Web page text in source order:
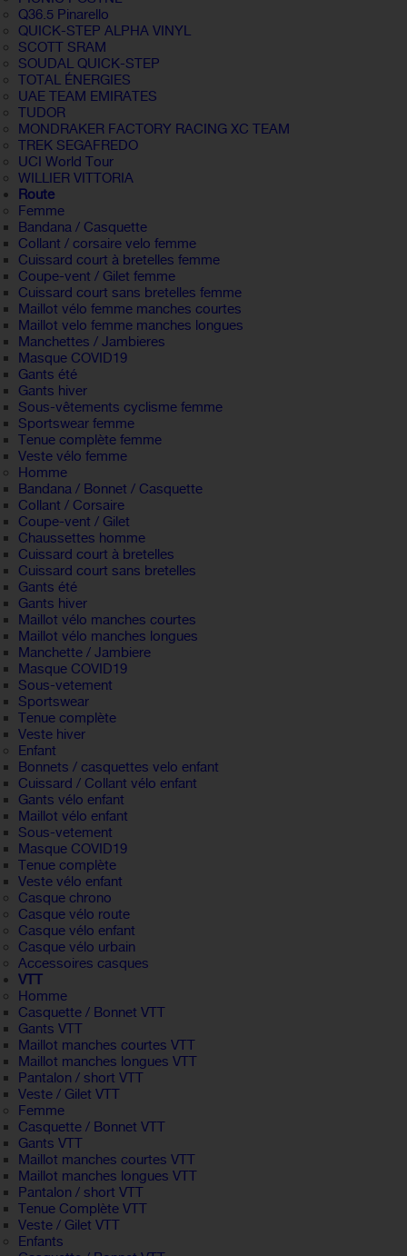
Q36.5 Pinarello
QUICK-STEP ALPHA VINYL
SCOTT SRAM
SOUDAL QUICK-STEP
TOTAL ÉNERGIES
UAE TEAM EMIRATES
TUDOR
MONDRAKER FACTORY RACING XC TEAM
TREK SEGAFREDO
UCI World Tour
WILLIER VITTORIA
Route
Femme
Bandana / Casquette
Collant / corsaire velo femme
Cuissard court à bretelles femme
Coupe-vent / Gilet femme
Cuissard court sans bretelles femme
Maillot vélo femme manches courtes
Maillot velo femme manches longues
Manchettes / Jambieres
Masque COVID19
Gants été
Gants hiver
Sous-vêtements cyclisme femme
Sportswear femme
Tenue complète femme
Veste vélo femme
Homme
Bandana / Bonnet / Casquette
Collant / Corsaire
Coupe-vent / Gilet
Chaussettes homme
Cuissard court à bretelles
Cuissard court sans bretelles
Gants été
Gants hiver
Maillot vélo manches courtes
Maillot vélo manches longues
Manchette / Jambiere
Masque COVID19
Sous-vetement
Sportswear
Tenue complète
Veste hiver
Enfant
Bonnets / casquettes velo enfant
Cuissard / Collant vélo enfant
Gants vélo enfant
Maillot vélo enfant
Sous-vetement
Masque COVID19
Tenue complète
Veste vélo enfant
Casque chrono
Casque vélo route
Casque vélo enfant
Casque vélo urbain
Accessoires casques
VTT
Homme
Casquette / Bonnet VTT
Gants VTT
Maillot manches courtes VTT
Maillot manches longues VTT
Pantalon / short VTT
Veste / Gilet VTT
Femme
Casquette / Bonnet VTT
Gants VTT
Maillot manches courtes VTT
Maillot manches longues VTT
Pantalon / short VTT
Tenue Complète VTT
Veste / Gilet VTT
Enfants